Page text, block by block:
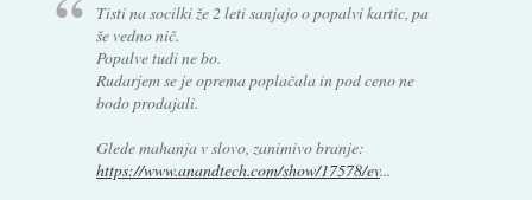
Tisti na socilki že 2 leti sanjajo o popalvi kartic, pa
še vedno nič.
Popalve tudi ne bo.
Rudarjem se je oprema poplačala in pod ceno ne
bodo prodajali.
Glede mahanja v slovo, zanimivo branje:
https://www.anandtech.com/show/17578/ev...